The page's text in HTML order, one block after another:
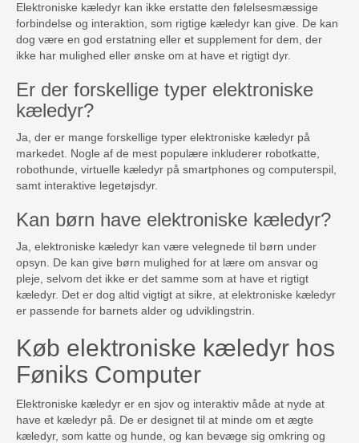
Elektroniske kæledyr kan ikke erstatte den følelsesmæssige
forbindelse og interaktion, som rigtige kæledyr kan give. De kan
dog være en god erstatning eller et supplement for dem, der
ikke har mulighed eller ønske om at have et rigtigt dyr.
Er der forskellige typer elektroniske
kæledyr?
Ja, der er mange forskellige typer elektroniske kæledyr på
markedet. Nogle af de mest populære inkluderer robotkatte,
robothunde, virtuelle kæledyr på smartphones og computerspil,
samt interaktive legetøjsdyr.
Kan børn have elektroniske kæledyr?
Ja, elektroniske kæledyr kan være velegnede til børn under
opsyn. De kan give børn mulighed for at lære om ansvar og
pleje, selvom det ikke er det samme som at have et rigtigt
kæledyr. Det er dog altid vigtigt at sikre, at elektroniske kæledyr
er passende for barnets alder og udviklingstrin.
Køb elektroniske kæledyr hos
Føniks Computer
Elektroniske kæledyr er en sjov og interaktiv måde at nyde at
have et kæledyr på. De er designet til at minde om et ægte
kæledyr, som katte og hunde, og kan bevæge sig omkring og